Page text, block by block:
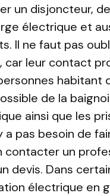
un disjoncteur,
électrique et
Il ne faut pas
car leur contact
habitant
de la
ainsi que les
a pas besoin de
contacter un
devis. Dans
électrique en